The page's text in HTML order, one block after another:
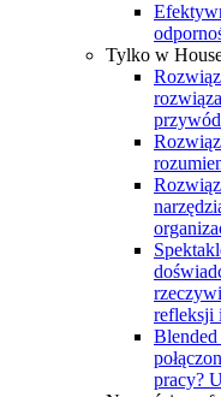
Tylko w
refleksji
pracy?